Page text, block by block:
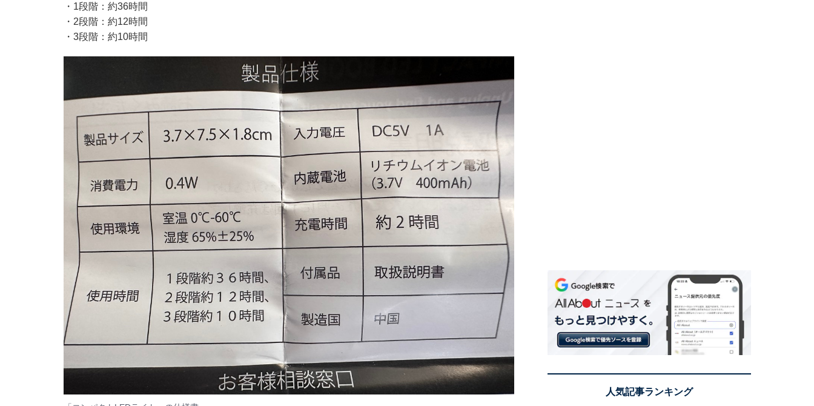
・1段階：約36時間
・2段階：約12時間
・3段階：約10時間